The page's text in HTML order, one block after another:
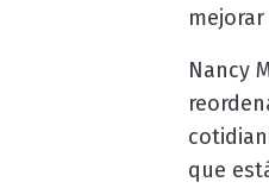
Nancy
que